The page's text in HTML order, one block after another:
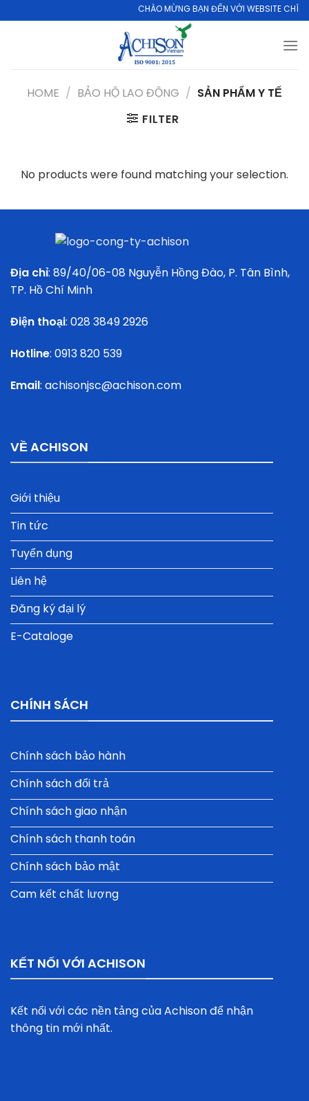
to
CHÀO MỪNG BẠN ĐẾN VỚI WEBSITE CHÍNH
HOME / BẢO HỘ LAO ĐỘNG / SẢN PHẨM Y TẾ
FILTER
No products were found matching your selection.
Địa chỉ: 89/40/06-08 Nguyễn Hồng Đào, P. Tân Bình,
TP. Hồ Chí Minh
Điện thoại: 028 3849 2926
Hotline: 0913 820 539
Email: achisonjsc@achison.com
VỀ ACHISON
Giới thiệu
Tin tức
Tuyển dụng
Liên hệ
Đăng ký đại lý
E-Cataloge
CHÍNH SÁCH
Chính sách bảo hành
Chính sách đổi trả
Chính sách giao nhận
Chính sách thanh toán
Chính sách bảo mật
Cam kết chất lượng
KẾT NỐI VỚI ACHISON
Kết nối với các nền tảng của Achison để nhận
thông tin mới nhất.